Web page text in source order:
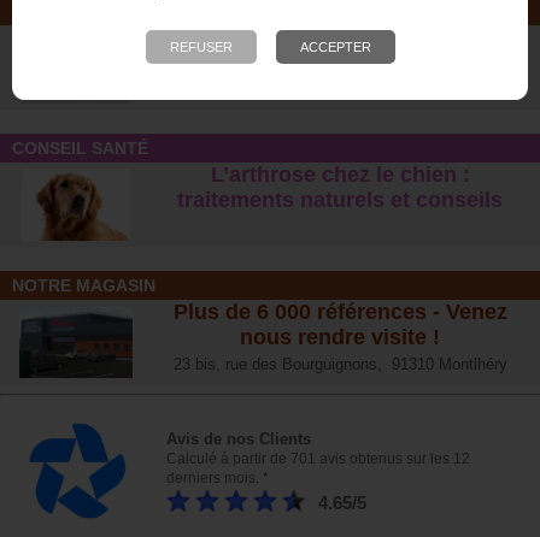
Tout pour l'hygiène et les soins de
votre chien !
CONSEIL SANTÉ
L’arthrose chez le chien :
traitements naturels et conseil s
NOTRE MAGASIN
Plus de 6 000 références - Venez
nous rendre visite !
23 bis, rue des Bourguignons, 91310 Montlhéry
Avis de nos Clients
Calculé à partir de 701 avis obtenus sur les 12
derniers mois. *
4.65/5